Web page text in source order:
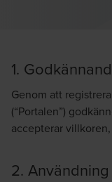
1.
Genom att
(“Portalen”)
accepterar
2.